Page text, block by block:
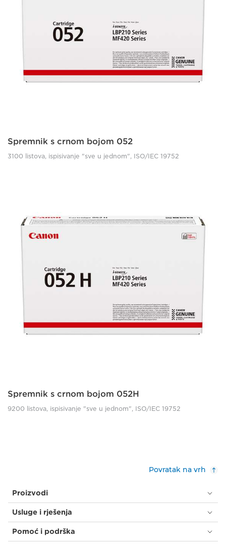
Spremnik s crnom bojom 052
3100 listova, ispisivanje "sve u jednom", ISO/IEC 19752
Spremnik s crnom bojom 052H
9200 listova, ispisivanje "sve u jednom", ISO/IEC 19752
Povratak na vrh
Proizvodi
Usluge i rješenja
Pomoć i podrška